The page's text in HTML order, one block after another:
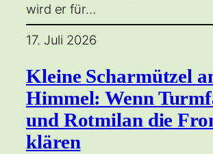
wird er für…
17. Juli 2026
Kleine Scharmützel
Himmel: Wenn
und Rotmilan die
klären